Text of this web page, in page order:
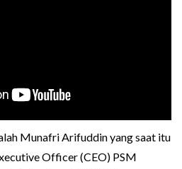
Munafri Arifuddin yang saat itu
Officer (CEO) PSM